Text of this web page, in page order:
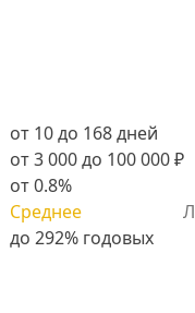
от 10 до 168 дней
от 3 000 до 100 000 ₽
от 0.8%
Среднее